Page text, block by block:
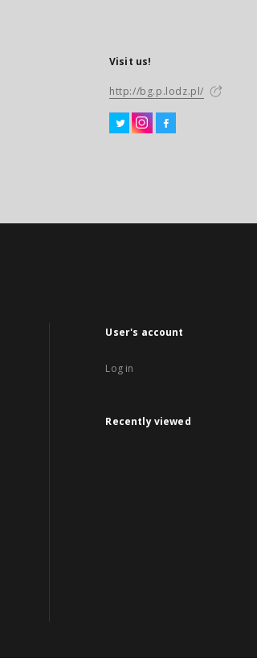
Visit us!
http://bg.p.lodz.pl/
User's account
Log in
Recently viewed